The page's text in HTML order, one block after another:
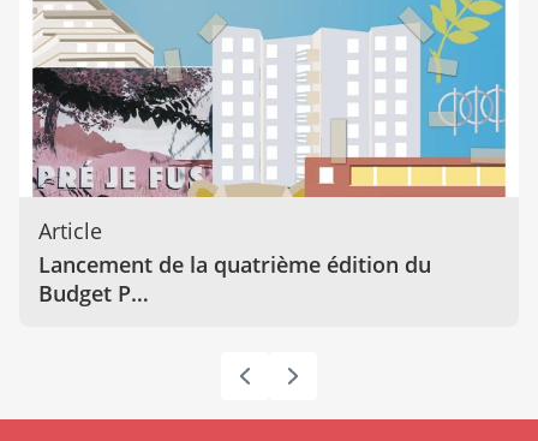
Article
Lancement de la quatrième édition du
Budget P…